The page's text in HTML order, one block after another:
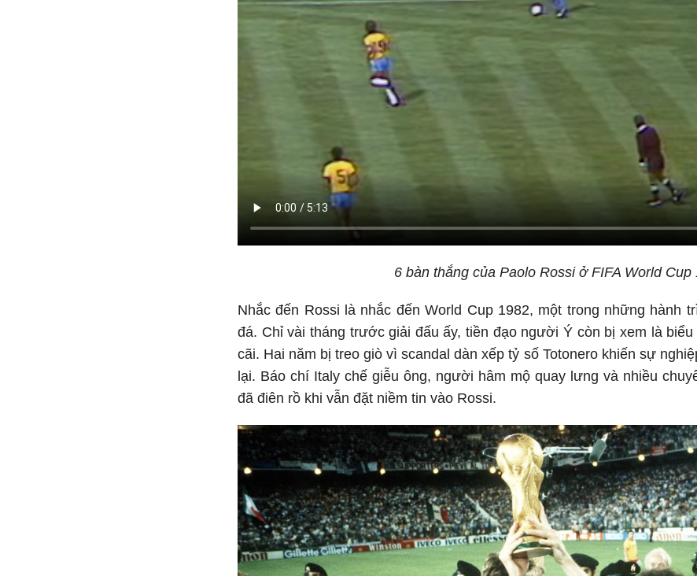
6 bàn thắng của Paolo Rossi ở FIFA World Cup
Nhắc đến Rossi là nhắc đến World Cup 1982, một trong những hành
đá. Chỉ vài tháng trước giải đấu ấy, tiền đạo người Ý còn bị xem là
cãi. Hai năm bị treo giò vì scandal dàn xếp tỷ số Totonero khiến sự
lại. Báo chí Italy chế giễu ông, người hâm mộ quay lưng và nhiều
đã điên rồ khi vẫn đặt niềm tin vào Rossi.